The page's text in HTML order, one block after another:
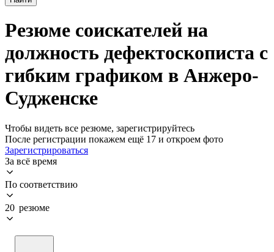
Резюме соискателей на
должность дефектоскописта с
гибким графиком в Анжеро-
Судженске
Чтобы видеть все резюме, зарегистрируйтесь
После регистрации покажем ещё 17 и откроем фото
Зарегистрироваться
За всё время
По соответствию
20 резюме